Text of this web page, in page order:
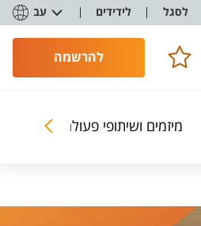
לסגל לידידים עב
להרשמה
מיזמים ושיתופי פעולה